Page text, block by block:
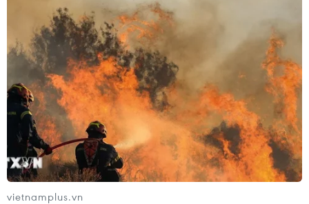
Israel phát triển xét nghiệm máu đơn
giản giúp phát hiện sớm ung thư
phổi
05/08/2026 03:42
Italy có thể tham gia cơ chế xác minh
giải giáp Hezbollah tại Nam Liban
04/08/2026 22:42
vietnamplus.vn